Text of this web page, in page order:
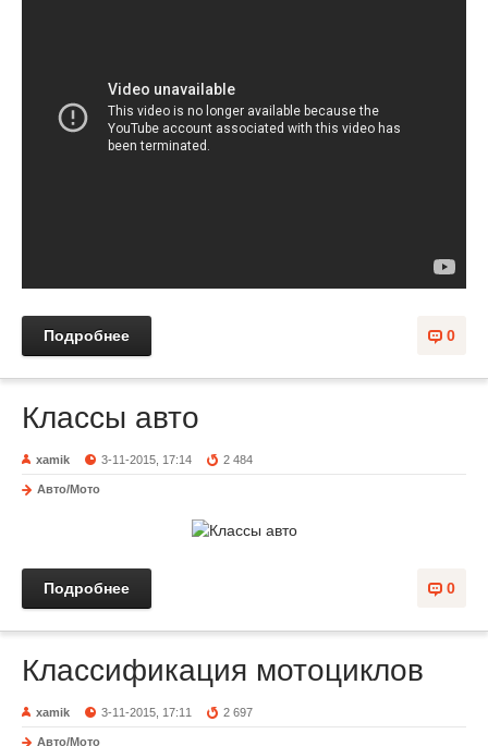
0
Подробнее
Классы авто
xamik 3-11-2015, 17:14 2 484
Авто/Мото
0
Подробнее
Классификация мотоциклов
xamik 3-11-2015, 17:11 2 697
Авто/Мото